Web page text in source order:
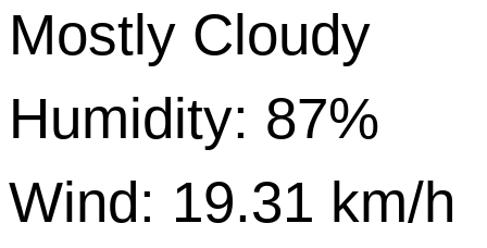
Mostly Cloudy
Humidity: 87%
Wind: 19.31 km/h